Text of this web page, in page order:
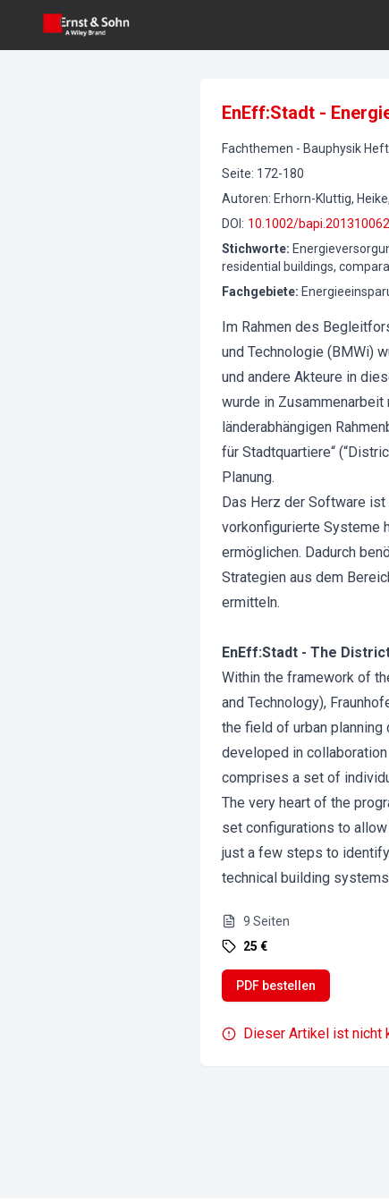
EnEff:Stadt -
Fachthemen - Bauphysik Heft
Seite: 172-180
Autoren: Erhorn-Kluttig,
DOI : 10.1002/bapi.201310062
Stichworte:
residential buildings,
Fachgebiete:
Im Rahmen des
und Technologie (BMWi)
und andere Akteure in
wurde in
länderabhängigen
für Stadtquartiere“
Planung.
Das Herz der Software ist
vorkonfigurierte Systeme
ermöglichen. Dadurch
Strategien aus dem
ermitteln.
EnEff:Stadt - The
Within the framework of
and Technology),
the field of urban
developed in collaboration
comprises a set of
The very heart of the
set configurations to
just a few steps to
technical building
9 Seiten
25 €
PDF bestellen
Dieser Artikel ist nicht